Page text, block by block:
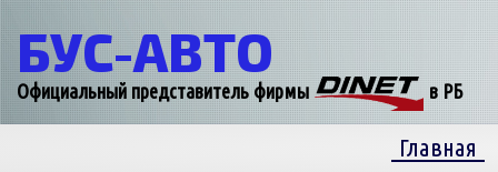
БУС-АВТО
Официальный представитель фирмы в РБ
Главная